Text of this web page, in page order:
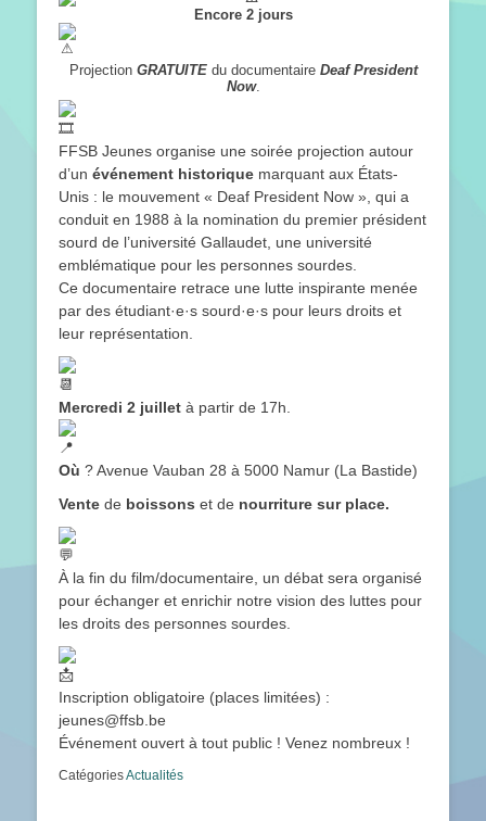
Encore 2 jours
Projection GRATUITEdu documentaire Deaf President
Now.
FFSB Jeunes organise une soirée projection autour
d’un événement historique marquant aux États-
Unis : le mouvement « Deaf President Now », qui a
conduit en 1988 à la nomination du premier président
sourd de l’université Gallaudet, une université
emblématique pour les personnes sourdes.
Ce documentaire retrace une lutte inspirante menée
par des étudiant·e·s sourd·e·s pour leurs droits et
leur représentation.
Mercredi 2 juillet à partir de 17h.
Où ? Avenue Vauban 28 à 5000 Namur (La Bastide)
Vente de boissons et de nourriture sur place.
À la fin du film/documentaire, un débat sera organisé
pour échanger et enrichir notre vision des luttes pour
les droits des personnes sourdes.
Inscription obligatoire (places limitées) :
jeunes@ffsb.be
Événement ouvert à tout public ! Venez nombreux !
CatégoriesActualités